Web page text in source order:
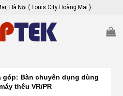
Hà Nội ( Louis City Hoàng Mai )
góp: Bàn chuyên dụng dùng
thêu VR/PR